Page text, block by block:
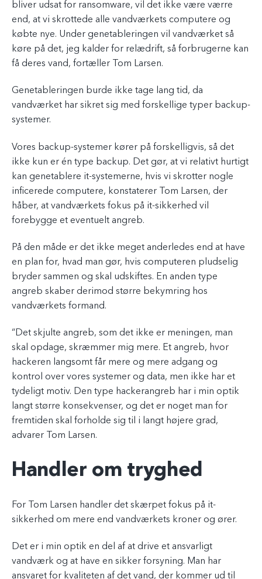
bliver udsat for ransomware, vil det ikke være værre
end, at vi skrottede alle vandværkets computere og
købte nye. Under genetableringen vil vandværket så
køre på det, jeg kalder for relædrift, så forbrugerne kan
få deres vand, fortæller Tom Larsen.
Genetableringen burde ikke tage lang tid, da
vandværket har sikret sig med forskellige typer backup-
systemer.
Vores backup-systemer kører på forskelligvis, så det
ikke kun er én type backup. Det gør, at vi relativt hurtigt
kan genetablere it-systemerne, hvis vi skrotter nogle
inficerede computere, konstaterer Tom Larsen, der
håber, at vandværkets fokus på it-sikkerhed vil
forebygge et eventuelt angreb.
På den måde er det ikke meget anderledes end at have
en plan for, hvad man gør, hvis computeren pludselig
bryder sammen og skal udskiftes. En anden type
angreb skaber derimod større bekymring hos
vandværkets formand.
“Det skjulte angreb, som det ikke er meningen, man
skal opdage, skræmmer mig mere. Et angreb, hvor
hackeren langsomt får mere og mere adgang og
kontrol over vores systemer og data, men ikke har et
tydeligt motiv. Den type hackerangreb har i min optik
langt større konsekvenser, og det er noget man for
fremtiden skal forholde sig til i langt højere grad,
advarer Tom Larsen.
Handler om tryghed
For Tom Larsen handler det skærpet fokus på it-
sikkerhed om mere end vandværkets kroner og ører.
Det er i min optik en del af at drive et ansvarligt
vandværk og at have en sikker forsyning. Man har
ansvaret for kvaliteten af det vand, der kommer ud til